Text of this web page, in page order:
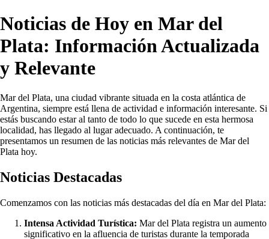
Noticias de Hoy en Mar del
Plata: Información Actualizada
y Relevante
Mar del Plata, una ciudad vibrante situada en la costa atlántica de
Argentina, siempre está llena de actividad e información interesante. Si
estás buscando estar al tanto de todo lo que sucede en esta hermosa
localidad, has llegado al lugar adecuado. A continuación, te
presentamos un resumen de las noticias más relevantes de Mar del
Plata hoy.
Noticias Destacadas
Comenzamos con las noticias más destacadas del día en Mar del Plata:
Intensa Actividad Turística: Mar del Plata registra un aumento
significativo en la afluencia de turistas durante la temporada